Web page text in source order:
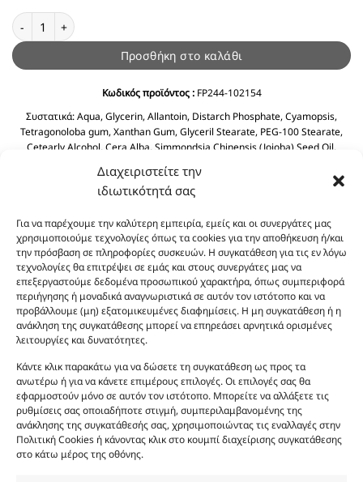
Διαχειριστείτε την
ιδιωτικότητά σας
Για να παρέχουμε την καλύτερη εμπειρία, εμείς και οι συνεργάτες μας
χρησιμοποιούμε τεχνολογίες όπως τα cookies για την αποθήκευση ή/και
την πρόσβαση σε πληροφορίες συσκευών. Η συγκατάθεση για τις εν λόγω
τεχνολογίες θα επιτρέψει σε εμάς και στους συνεργάτες μας να
επεξεργαστούμε δεδομένα προσωπικού χαρακτήρα, όπως συμπεριφορά
περιήγησης ή μοναδικά αναγνωριστικά σε αυτόν τον ιστότοπο και να
προβάλλουμε (μη) εξατομικευμένες διαφημίσεις. Η μη συγκατάθεση ή η
ανάκληση της συγκατάθεσης μπορεί να επηρεάσει αρνητικά ορισμένες
λειτουργίες και δυνατότητες.
Κάντε κλικ παρακάτω για να δώσετε τη συγκατάθεση ως προς τα
ανωτέρω ή για να κάνετε επιμέρους επιλογές. Οι επιλογές σας θα
εφαρμοστούν μόνο σε αυτόν τον ιστότοπο. Μπορείτε να αλλάξετε τις
ρυθμίσεις σας οποιαδήποτε στιγμή, συμπεριλαμβανομένης της
ανάκλησης της συγκατάθεσής σας, χρησιμοποιώντας τις εναλλαγές στην
Πολιτική Cookies ή κάνοντας κλικ στο κουμπί διαχείρισης συγκατάθεσης
στο κάτω μέρος της οθόνης.
Body Butter Ange eau Demon 200ml ποσότητα
Προσθήκη στο καλάθι
Κωδικός προϊόντος :FP244-102154
Συστατικά:Aqua, Glycerin, Allantoin, Distarch Phosphate, Cyamopsis,
Tetragonoloba gum, Xanthan Gum, Glyceril Stearate, PEG-100 Stearate,
Cetearly Alcohol, Cera Alba, Simmondsia Chinensis (Jojoba) Seed Oil,
Helianthus Annuus Seed Oil, Prunus Amygdalus Dulcis (Sweet Almond) Oil
Tocopheryl Acetate, Cyclopentasiloxane, Phenoxyethanol, Chlorphenesin
Οι φωτογραφίες των προϊόντων είναι ενδεικτικές
και δεν είναι προς πώληση το εικονιζόμενο προϊόν.
Σκοπός τους είναι η διευκόλυνση της επιλογής σας.
Σε καμία περίπτωση δεν αντιστοιχούν στα
αυθεντικά αρώματα και δεν ανταποκρίνονται στην
πραγματικότητα. Πρόθεση της επιχείρησης μας δεν
είναι η παραπλάνηση και η εξαπάτηση του